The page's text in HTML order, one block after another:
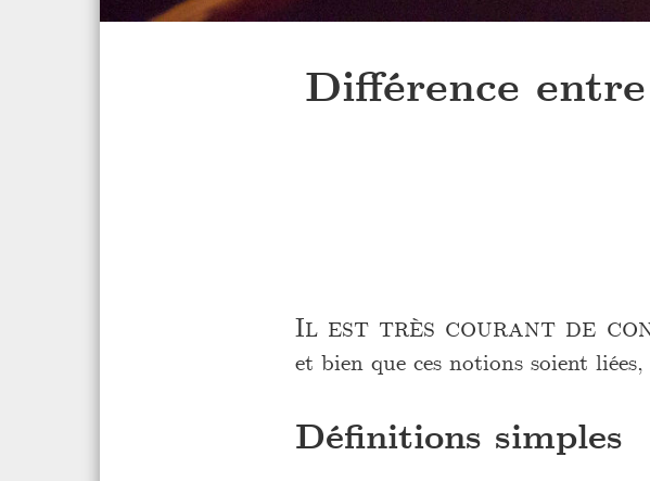
Différence
Il est très courant de
et bien que ces notions soient
Définitions simples